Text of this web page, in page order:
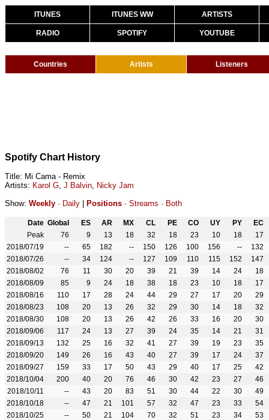
ITUNES ITUNES WW ARTISTS
RADIO SPOTIFY YOUTUBE
Countries Artists Listeners
Spotify Chart History
Title: Mi Cama - Remix
Artists: Karol G, J Balvin, Nicky Jam
Show: Weekly · Daily Positions · Streams · Both
Date Global ES AR MX CL PE CO UY PY
EC
Peak
76 9 13 18 32 18 23 10 18
17
2018/07/19
-- 65 182 -- 150 126 100 156 --
132
2018/07/26
-- 34 124 -- 127 109 110 115 152
147
2018/08/02
76 11 30 20 39 21 39 14 24
18
2018/08/09
85 9 24 18 38 18 23 10 18
17
2018/08/16
110 17 28 24 44 29 27 17 20
29
2018/08/23
108 20 13 26 32 29 30 14 18
32
2018/08/30
108 20 13 26 42 26 33 16 20
30
2018/09/06
117 24 13 27 39 24 35 14 21
31
2018/09/13
132 25 16 32 41 27 39 19 23
35
2018/09/20
149 26 16 43 40 27 39 17 24
37
2018/09/27
159 33 17 50 43 29 40 17 25
42
2018/10/04
200 40 20 76 46 30 42 23 27
46
2018/10/11
-- 43 20 83 51 30 44 22 30
49
2018/10/18
-- 47 21 101 57 32 47 23 33
54
2018/10/25
-- 50 21 104 70 32 51 23 34
53